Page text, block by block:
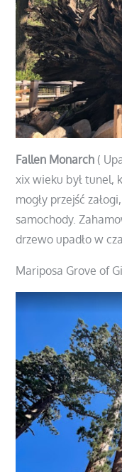
Fallen Monarch (
xix wieku był tunel,
mogły przejść
samochody.
drzewo upadło w
Mariposa Grove of